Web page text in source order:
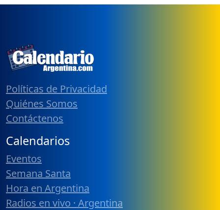
Políticas de Privacidad
Quiénes Somos
Contáctenos
Calendarios
Eventos
Semana Santa
Hora en Argentina
Radios en vivo · Argentina